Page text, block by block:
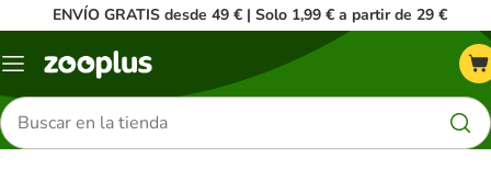
ENVÍO GRATIS desde 49 € | Solo 1,99 € a partir de 29 €
Menú
Buscar
productos